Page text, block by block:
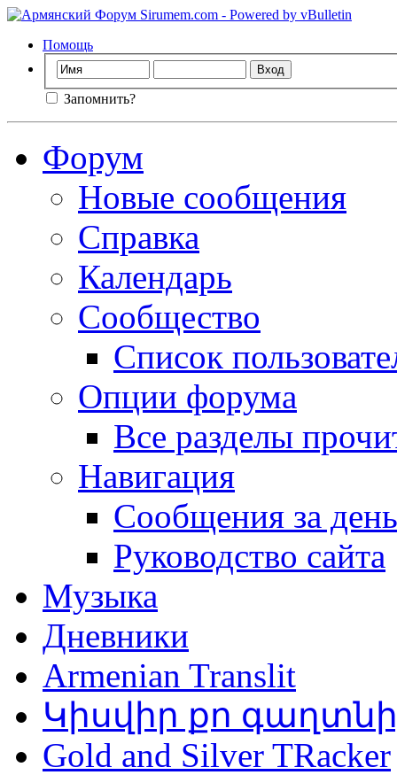
Помощь
Запомнить?
Форум
Новые сообщения
Справка
Календарь
Сообщество
Список
Опции форума
Все разделы
Навигация
Сообщения за день
Руководство сайта
Музыка
Дневники
Armenian Translit
Կիսվիր քո
Gold and Silver TRacker